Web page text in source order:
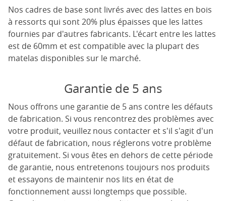
Nos cadres de base sont livrés avec des lattes en bois
à ressorts qui sont 20% plus épaisses que les lattes
fournies par d'autres fabricants. L'écart entre les lattes
est de 60mm et est compatible avec la plupart des
matelas disponibles sur le marché.
Garantie de 5 ans
Nous offrons une garantie de 5 ans contre les défauts
de fabrication. Si vous rencontrez des problèmes avec
votre produit, veuillez nous contacter et s'il s'agit d'un
défaut de fabrication, nous réglerons votre problème
gratuitement. Si vous êtes en dehors de cette période
de garantie, nous entretenons toujours nos produits
et essayons de maintenir nos lits en état de
fonctionnement aussi longtemps que possible.